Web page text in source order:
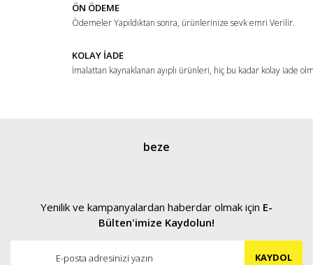
Gönder
ÖN ÖDEME
Ödemeler Yapıldıktan sonra, ürünlerinize sevk emri Verilir.
KOLAY İADE
İmalattan kaynaklanan ayıplı ürünleri, hiç bu kadar kolay iade
beze
Yenilik ve kampanyalardan haberdar olmak için E-
Bülten'imize Kaydolun!
KAYDOL